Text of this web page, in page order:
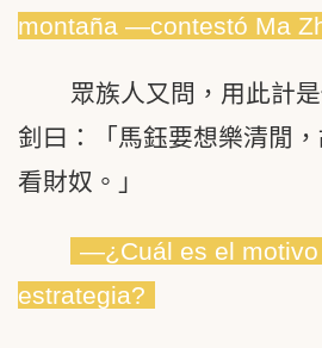
montaña ―contestó Ma
眾族人又問，用此計
釗曰：「馬鈺要想樂清閒
看財奴。」
―¿Cuál es el motivo
estrategia?